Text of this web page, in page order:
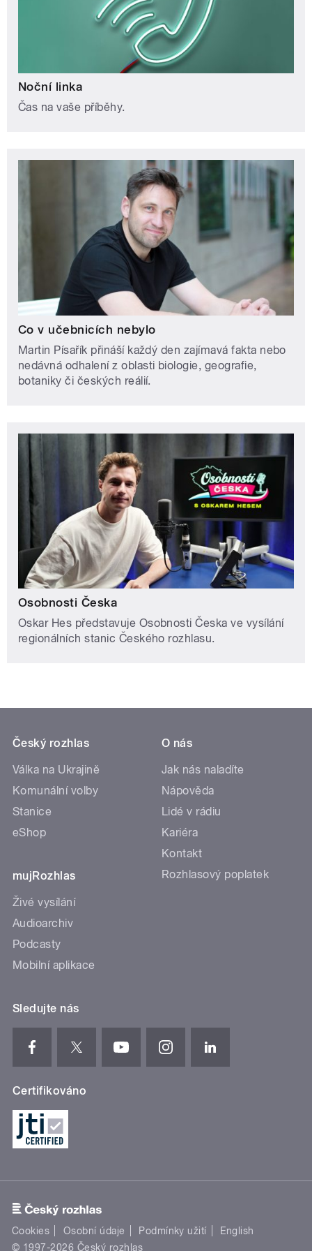
Noční linka
Čas na vaše příběhy.
Co v učebnicích nebylo
Martin Písařík přináší každý den zajímavá fakta nebo
nedávná odhalení z oblasti biologie, geografie,
botaniky či českých reálií.
Osobnosti Česka
Oskar Hes představuje Osobnosti Česka ve vysílání
regionálních stanic Českého rozhlasu.
Český rozhlas
Válka na Ukrajině
Komunální volby
Stanice
eShop
mujRozhlas
Živé vysílání
Audioarchiv
Podcasty
Mobilní aplikace
O nás
Jak nás naladíte
Nápověda
Lidé v rádiu
Kariéra
Kontakt
Rozhlasový poplatek
Sledujte nás
Certifikováno
Cookies Osobní údaje Podmínky užití
English
© 1997-2026 Český rozhlas